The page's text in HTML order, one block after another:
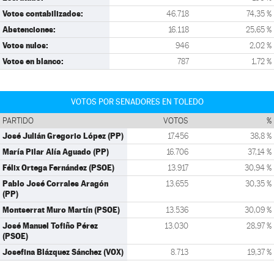
Votos contabilizados: 46.718 74,35 %
Abstenciones: 16.118 25,65 %
Votos nulos: 946 2,02 %
Votos en blanco: 787 1,72 %
VOTOS POR SENADORES EN TOLEDO
PARTIDO VOTOS %
José Julián Gregorio López (PP) 17.456 38,8 %
María Pilar Alía Aguado (PP) 16.706 37,14 %
Félix Ortega Fernández (PSOE) 13.917 30,94 %
Pablo José Corrales Aragón
(PP)
13.655 30,35 %
Montserrat Muro Martín (PSOE) 13.536 30,09 %
José Manuel Tofiño Pérez
(PSOE)
13.030 28,97 %
Josefina Blázquez Sánchez (VOX) 8.713 19,37 %